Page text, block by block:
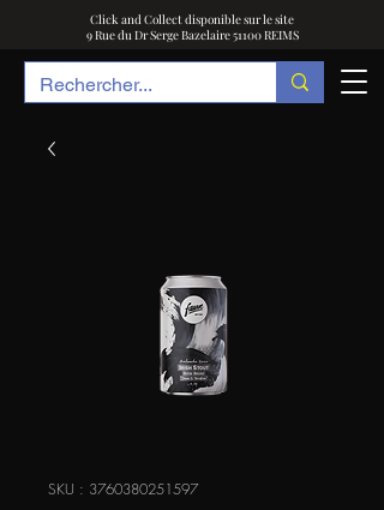
Click and Collect disponible sur le site
9 Rue du Dr Serge Bazelaire 51100 REIMS
SKU : 3760380251597